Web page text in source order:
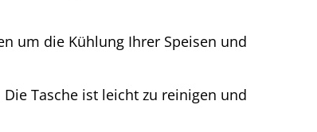
um die Kühlung Ihrer Speisen und
Tasche ist leicht zu reinigen und